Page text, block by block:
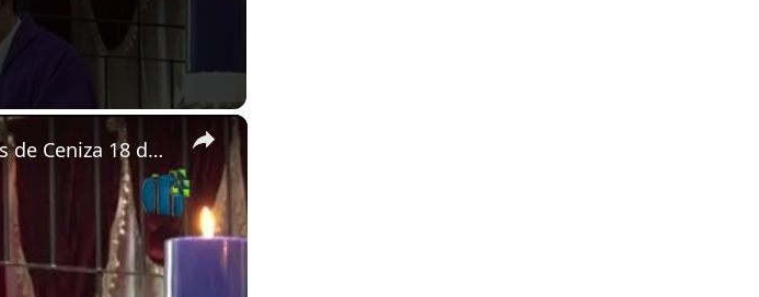
×
Homilía de monseñor Carlos Enrique Herrera el Miércoles de Ceniza 18 de febrero de 2026 en Guatemala